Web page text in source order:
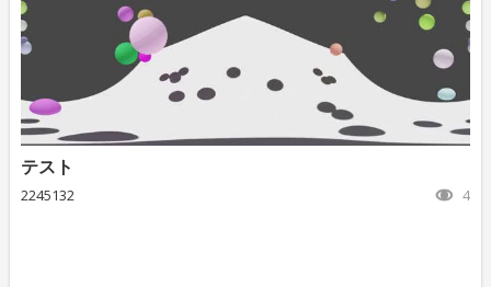
テスト
2245132 4